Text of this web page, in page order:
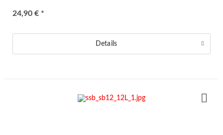
24,90 € *
Details